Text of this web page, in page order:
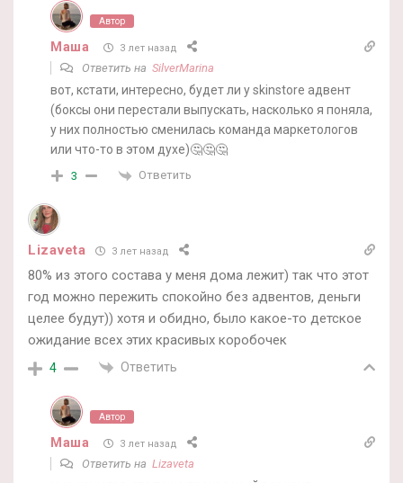
Автор
Маша 3 лет назад
Ответить на SilverMarina
вот, кстати, интересно, будет ли у skinstore адвент
(боксы они перестали выпускать, насколько я поняла,
у них полностью сменилась команда маркетологов
или что-то в этом духе)🤔🤔🤔
3 Ответить
Lizaveta 3 лет назад
80% из этого состава у меня дома лежит) так что этот
год можно пережить спокойно без адвентов, деньги
целее будут)) хотя и обидно, было какое-то детское
ожидание всех этих красивых коробочек
4 Ответить
Автор
Маша 3 лет назад
Ответить на Lizaveta